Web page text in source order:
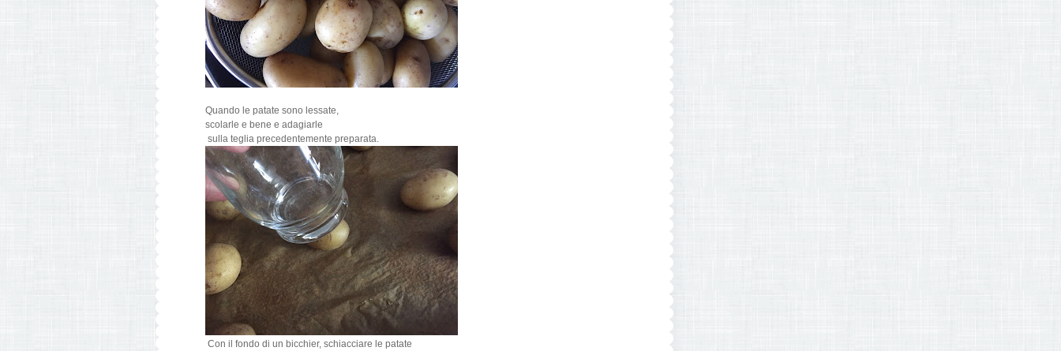
Quando le patate sono lessate,
scolarle e bene e adagiarle
sulla teglia precedentemente preparata.
Con il fondo di un bicchier, schiacciare le patate